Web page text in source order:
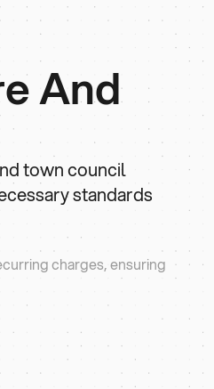
And
town council
standards
charges, ensuring